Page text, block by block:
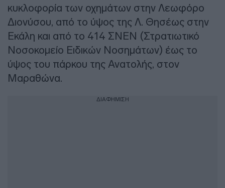
κυκλοφορία των οχημάτων στην Λεωφόρο
Διονύσου, από το ύψος της Λ. Θησέως στην
Εκάλη και από το 414 ΣΝΕΝ (Στρατιωτικό
Νοσοκομείο Ειδικών Νοσημάτων) έως το
ύψος του πάρκου της Ανατολής, στον
Μαραθώνα.
ΔΙΑΦΗΜΙΣΗ